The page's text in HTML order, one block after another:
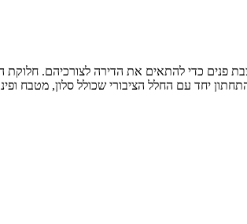
מעל בניין מגורים שעבר תהליך תמ"א 38, הם מצאו לנכון לפנות למעצבת פנים כדי
יחד עם החלל הציבורי שכולל סלון, מטבח